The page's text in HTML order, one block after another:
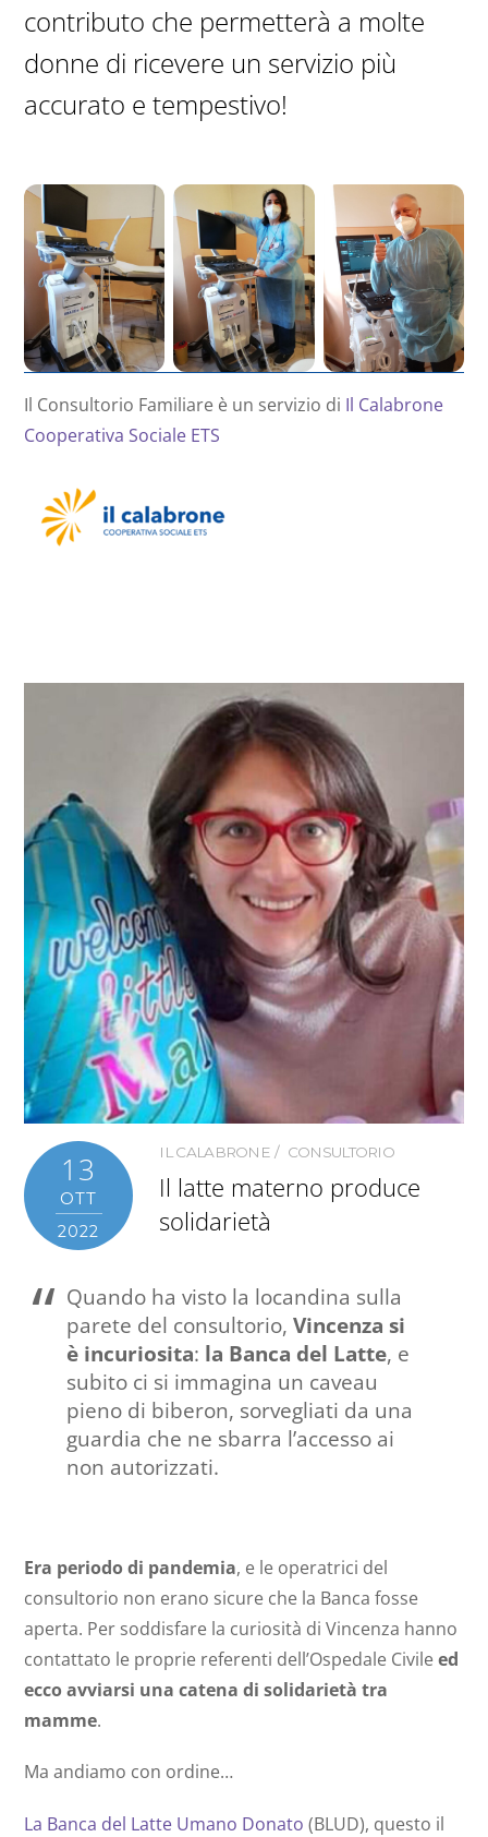
contributo che permetterà a molte
donne di ricevere un servizio più
accurato e tempestivo!
Il Consultorio Familiare è un servizio di Il Calabrone
Cooperativa Sociale ETS
13
OTT
2022
IL CALABRONE CONSULTORIO
Il latte materno produce
solidarietà
Quando ha visto la locandina sulla
parete del consultorio, Vincenza si
è incuriosita: la Banca del Latte, e
subito ci si immagina un caveau
pieno di biberon, sorvegliati da una
guardia che ne sbarra l’accesso ai
non autorizzati.
Era periodo di pandemia, e le operatrici del
consultorio non erano sicure che la Banca fosse
aperta. Per soddisfare la curiosità di Vincenza hanno
contattato le proprie referenti dell’Ospedale Civileed
ecco avviarsi una catena di solidarietà tra
mamme.
Ma andiamo con ordine…
La Banca del Latte Umano Donato (BLUD), questo il